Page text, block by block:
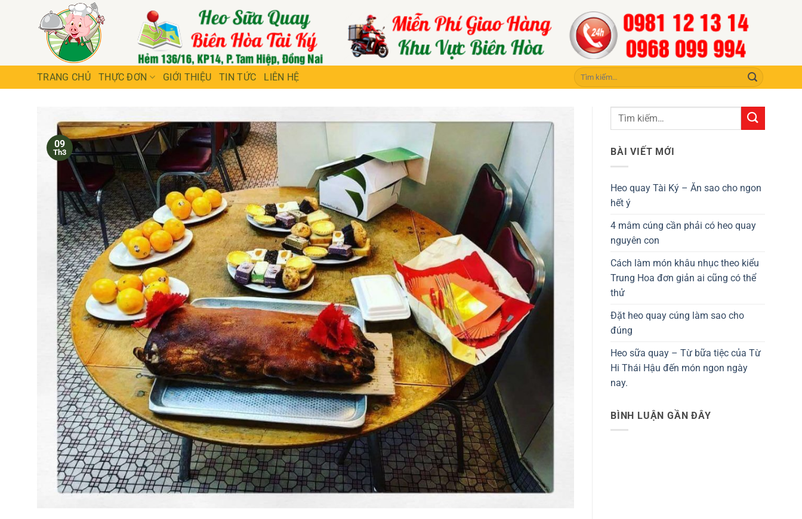
TRANG CHỦ THỰC ĐƠN GIỚI THIỆU TIN TỨC LIÊN HỆ
Tìm
kiếm:
09
Th3 BÀI VIẾT MỚI
Heo quay Tài Ký – Ăn sao cho ngon
hết ý
4 mâm cúng cần phải có heo quay
nguyên con
Cách làm món khâu nhục theo kiểu
Trung Hoa đơn giản ai cũng có thể
thử
Đặt heo quay cúng làm sao cho
đúng
Heo sữa quay – Từ bữa tiệc của Từ
Hi Thái Hậu đến món ngon ngày
nay.
BÌNH LUẬN GẦN ĐÂY